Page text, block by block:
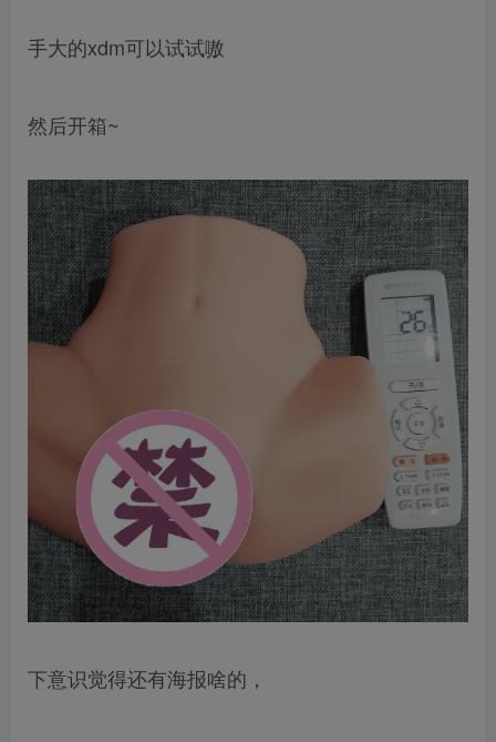
手大的xdm可以试试嗷
然后开箱~
下意识觉得还有海报啥的，